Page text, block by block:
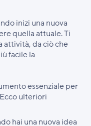
inizi una nuova
quella attuale. Ti
attività, da ciò che
facile la
essenziale per
ulteriori
hai una nuova idea